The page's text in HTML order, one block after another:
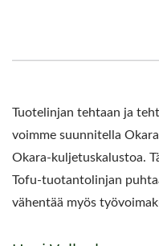
Tuotelinjan tehtaan ja
voimme suunnitella
Okara-kuljetuskalustoa.
Tofu-tuotantolinjan
vähentää myös